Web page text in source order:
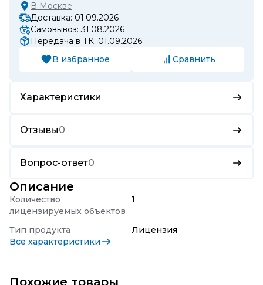
В Москве
Доставка: 01.09.2026
Самовывоз: 31.08.2026
Передача в ТК: 01.09.2026
В избранное
Сравнить
Характеристики
Отзывы0
Вопрос-ответ0
Описание
Количество
лицензируемых объектов
1
Тип продукта
Лицензия
Все характеристики
Похожие товары